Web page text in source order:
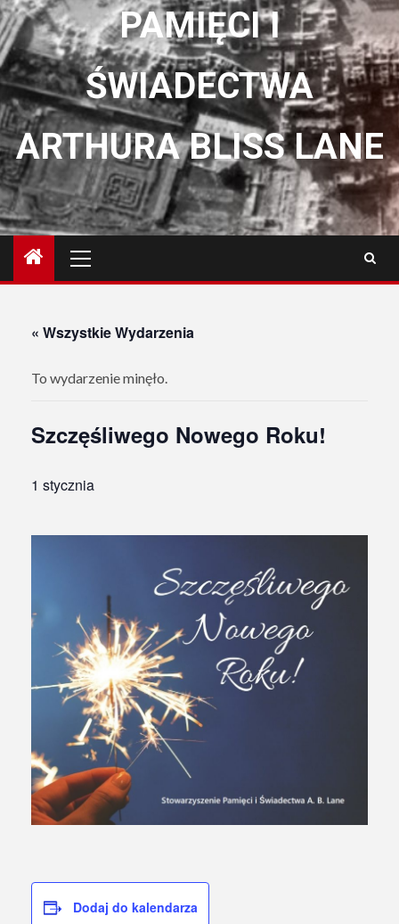
PAMIĘCI I
ŚWIADECTWA
ARTHURA BLISS LANE
główne
« Wszystkie Wydarzenia
To wydarzenie minęło.
Szczęśliwego Nowego Roku!
1 stycznia
Dodaj do kalendarza